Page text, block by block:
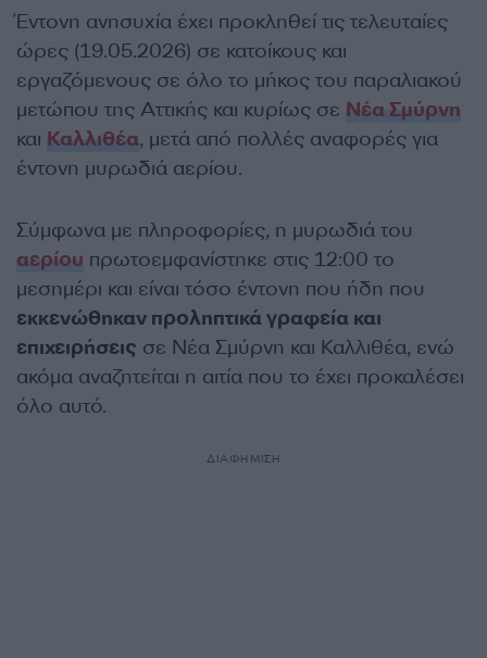
Έντονη ανησυχία έχει προκληθεί τις τελευταίες
ώρες (19.05.2026) σε κατοίκους και
εργαζόμενους σε όλο το μήκος του παραλιακού
μετώπου της Αττικής και κυρίως σε Νέα Σμύρνη
και Καλλιθέα, μετά από πολλές αναφορές για
έντονη μυρωδιά αερίου.
Σύμφωνα με πληροφορίες, η μυρωδιά του
αερίου πρωτοεμφανίστηκε στις 12:00 το
μεσημέρι και είναι τόσο έντονη που ήδη που
εκκενώθηκαν προληπτικά γραφεία και
επιχειρήσεις σε Νέα Σμύρνη και Καλλιθέα, ενώ
ακόμα αναζητείται η αιτία που το έχει προκαλέσει
όλο αυτό.
ΔΙΑΦΗΜΙΣΗ